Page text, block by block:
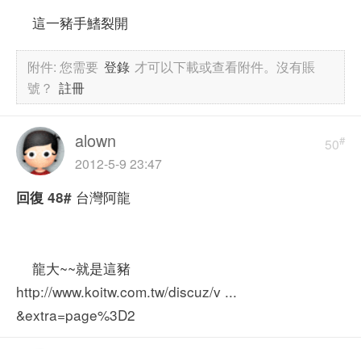
這一豬手鰭裂開
附件:您需要 登錄 才可以下載或查看附件。沒有賬
號？ 註冊
50#
alown
2012-5-9 23:47
回復 48# 台灣阿龍
龍大~~就是這豬
http://www.koitw.com.tw/discuz/v ...
&extra=page%3D2